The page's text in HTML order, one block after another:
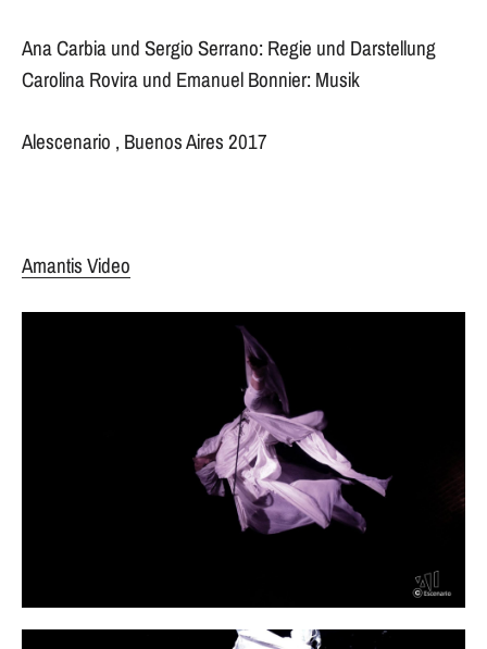
Ana Carbia und Sergio Serrano: Regie und Darstellung
Carolina Rovira und Emanuel Bonnier: Musik
Alescenario , Buenos Aires 2017
Amantis Video